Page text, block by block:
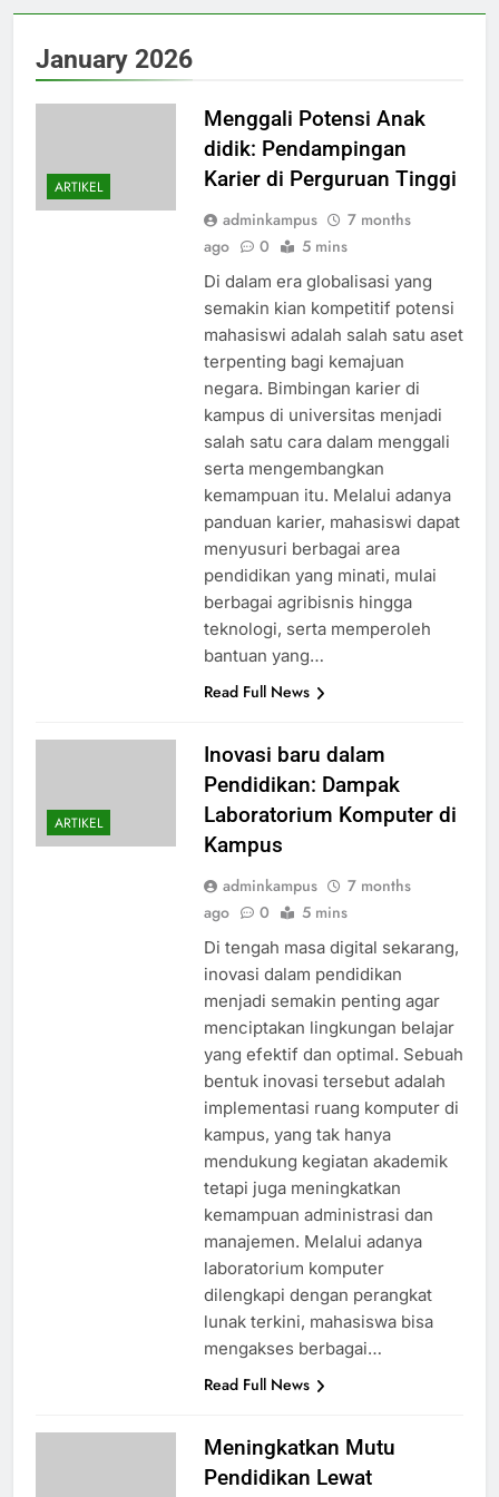
January 2026
ARTIKEL
Menggali Potensi Anak
didik: Pendampingan
Karier di Perguruan Tinggi
adminkampus
7 months
ago
0 5 mins
Di dalam era globalisasi yang
semakin kian kompetitif potensi
mahasiswi adalah salah satu aset
terpenting bagi kemajuan
negara. Bimbingan karier di
kampus di universitas menjadi
salah satu cara dalam menggali
serta mengembangkan
kemampuan itu. Melalui adanya
panduan karier, mahasiswi dapat
menyusuri berbagai area
pendidikan yang minati, mulai
berbagai agribisnis hingga
teknologi, serta memperoleh
bantuan yang…
Read Full News
ARTIKEL
Inovasi baru dalam
Pendidikan: Dampak
Laboratorium Komputer di
Kampus
adminkampus
7 months
ago
0 5 mins
Di tengah masa digital sekarang,
inovasi dalam pendidikan
menjadi semakin penting agar
menciptakan lingkungan belajar
yang efektif dan optimal. Sebuah
bentuk inovasi tersebut adalah
implementasi ruang komputer di
kampus, yang tak hanya
mendukung kegiatan akademik
tetapi juga meningkatkan
kemampuan administrasi dan
manajemen. Melalui adanya
laboratorium komputer
dilengkapi dengan perangkat
lunak terkini, mahasiswa bisa
mengakses berbagai…
Read Full News
Meningkatkan Mutu
Pendidikan Lewat